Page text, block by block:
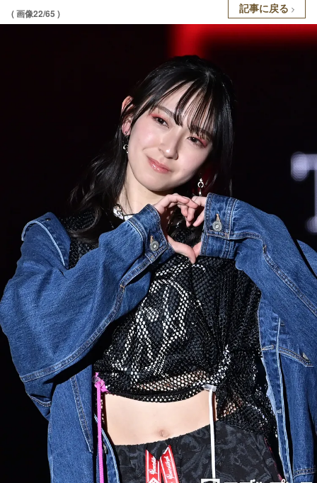
( 画像22/65 ) 記事に戻る